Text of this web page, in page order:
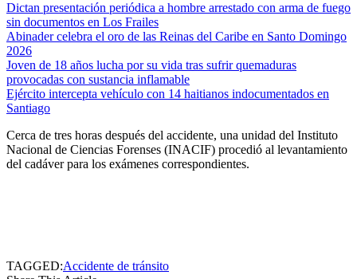
Dictan presentación periódica a hombre arrestado con arma de fuego
sin documentos en Los Frailes
Abinader celebra el oro de las Reinas del Caribe en Santo Domingo
2026
Joven de 18 años lucha por su vida tras sufrir quemaduras
provocadas con sustancia inflamable
Ejército intercepta vehículo con 14 haitianos indocumentados en
Santiago
Cerca de tres horas después del accidente, una unidad del Instituto
Nacional de Ciencias Forenses (INACIF) procedió al levantamiento
del cadáver para los exámenes correspondientes.
TAGGED:Accidente de tránsito